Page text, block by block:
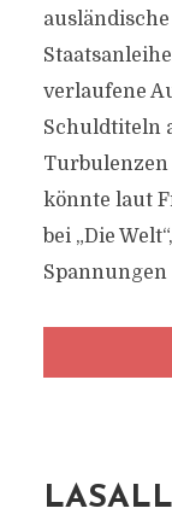
verlaufene
Schuldtiteln
könnte laut
bei „Die
Spannungen